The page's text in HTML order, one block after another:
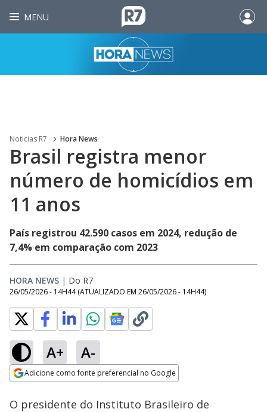
MENU
Noticias R7 Hora News
Brasil registra menor
número de homicídios em
11 anos
País registrou 42.590 casos em 2024, redução de
7,4% em comparação com 2023
HORA NEWS | Do R7
26/05/2026 - 14H44 (ATUALIZADO EM 26/05/2026 - 14H44)
A+ A-
Adicione como fonte preferencial no Google
Ativar
Loaded:
4.95%
O presidente do Instituto Brasileiro de